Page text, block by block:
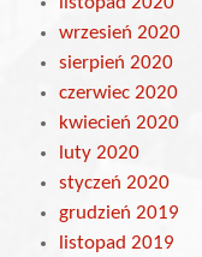
wrzesień 2020
sierpień 2020
czerwiec 2020
kwiecień 2020
luty 2020
styczeń 2020
grudzień 2019
listopad 2019